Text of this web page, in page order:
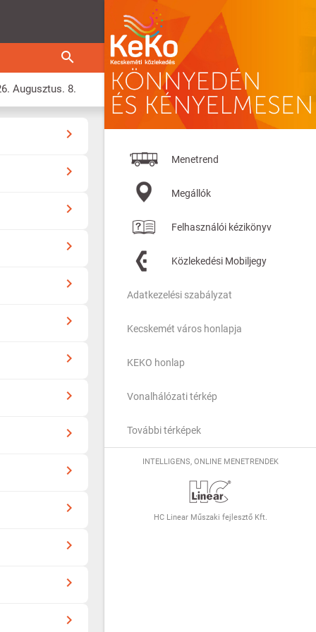
Menetrend
Megállók
Felhasználói kézikönyv
Közlekedési Mobiljegy
Adatkezelési szabályzat
Kecskemét város honlapja
KEKO honlap
Vonalhálózati térkép
További térképek
INTELLIGENS, ONLINE MENETRENDEK
HC Linear Műszaki fejlesztő Kft.
search
Bezár
navigate_next
navigate_next
navigate_next
navigate_next
navigate_next
navigate_next
navigate_next
navigate_next
navigate_next
navigate_next
navigate_next
navigate_next
navigate_next
navigate_next